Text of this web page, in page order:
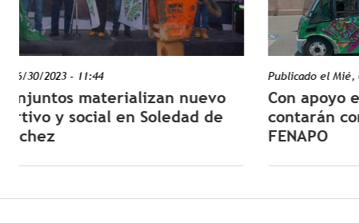
Publicado el
Con apoyo estatal, familias soledenses
contarán con transporte gratuito a la